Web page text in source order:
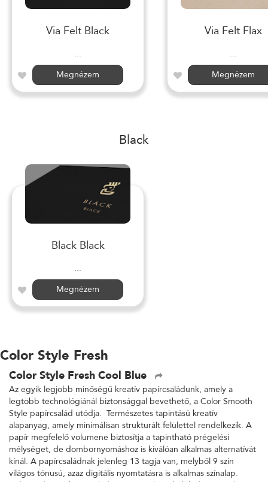
Via Felt Black
...
Megnézem
Via Felt Flax
...
Megnézem
Black
Black Black
...
Megnézem
Color Style Fresh
Color Style Fresh Cool Blue
Az egyik legjobb minőségű kreatív papírcsaládunk, amely a
legtöbb technológiánál biztonsággal bevethető, a Color Smooth
Style papírcsalád utódja. Természetes tapintású kreatív
alapanyag, amely minimálisan strukturált felülettel rendelkezik. A
papír megfelelő volumene biztosítja a tapintható prégelési
mélységet, de dombornyomáshoz is kiválóan alkalmas alternatívát
kínál. A papírcsaládnak jelenleg 13 tagja van, melyből 9 szín
világos tónusú, azaz digitális nyomtatásra is alkalmas színalap.